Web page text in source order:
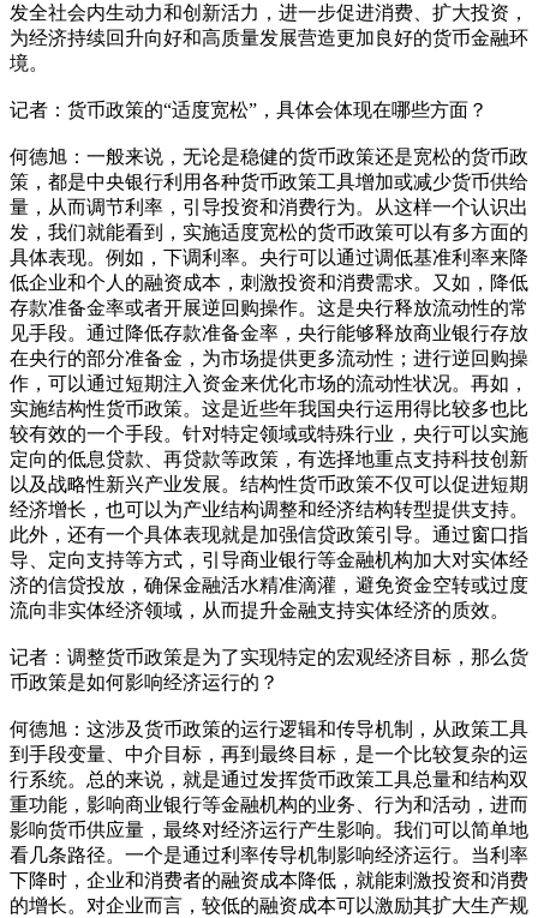
发全社会内生动力和创新活力，进一步促进消费、扩大投资，
为经济持续回升向好和高质量发展营造更加良好的货币金融环
境。
记者：货币政策的“适度宽松”，具体会体现在哪些方面？
何德旭：一般来说，无论是稳健的货币政策还是宽松的货币政
策，都是中央银行利用各种货币政策工具增加或减少货币供给
量，从而调节利率，引导投资和消费行为。从这样一个认识出
发，我们就能看到，实施适度宽松的货币政策可以有多方面的
具体表现。例如，下调利率。央行可以通过调低基准利率来降
低企业和个人的融资成本，刺激投资和消费需求。又如，降低
存款准备金率或者开展逆回购操作。这是央行释放流动性的常
见手段。通过降低存款准备金率，央行能够释放商业银行存放
在央行的部分准备金，为市场提供更多流动性；进行逆回购操
作，可以通过短期注入资金来优化市场的流动性状况。再如，
实施结构性货币政策。这是近些年我国央行运用得比较多也比
较有效的一个手段。针对特定领域或特殊行业，央行可以实施
定向的低息贷款、再贷款等政策，有选择地重点支持科技创新
以及战略性新兴产业发展。结构性货币政策不仅可以促进短期
经济增长，也可以为产业结构调整和经济结构转型提供支持。
此外，还有一个具体表现就是加强信贷政策引导。通过窗口指
导、定向支持等方式，引导商业银行等金融机构加大对实体经
济的信贷投放，确保金融活水精准滴灌，避免资金空转或过度
流向非实体经济领域，从而提升金融支持实体经济的质效。
记者：调整货币政策是为了实现特定的宏观经济目标，那么货
币政策是如何影响经济运行的？
何德旭：这涉及货币政策的运行逻辑和传导机制，从政策工具
到手段变量、中介目标，再到最终目标，是一个比较复杂的运
行系统。总的来说，就是通过发挥货币政策工具总量和结构双
重功能，影响商业银行等金融机构的业务、行为和活动，进而
影响货币供应量，最终对经济运行产生影响。我们可以简单地
看几条路径。一个是通过利率传导机制影响经济运行。当利率
下降时，企业和消费者的融资成本降低，就能刺激投资和消费
的增长。对企业而言，较低的融资成本可以激励其扩大生产规